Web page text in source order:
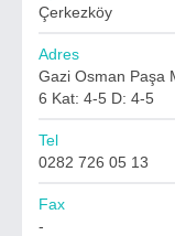
Çerkezköy
Adres
Gazi Osman Paşa
6 Kat: 4-5 D: 4-5
Tel
0282 726 05 13
Fax
-